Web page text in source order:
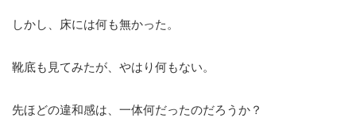
しかし、床には何も無かった。
靴底も見てみたが、やはり何もない。
先ほどの違和感は、一体何だったのだろうか？